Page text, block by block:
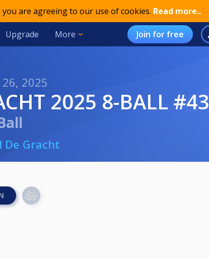
are agreeing to our use of cookies. Read more..
Upgrade More Join for free
2025
2025 8-BALL #43
De Gracht